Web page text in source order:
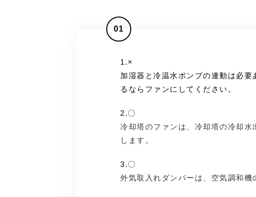
01
1.×
加湿器と冷温水ポンプの連動は必
るならファンにしてください。
2.〇
冷却塔のファンは、冷却塔の冷却
します。
3.〇
外気取入れダンパーは、空気調和機